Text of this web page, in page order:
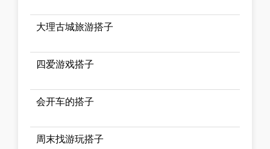
大理古城旅游搭子
四爱游戏搭子
会开车的搭子
周末找游玩搭子